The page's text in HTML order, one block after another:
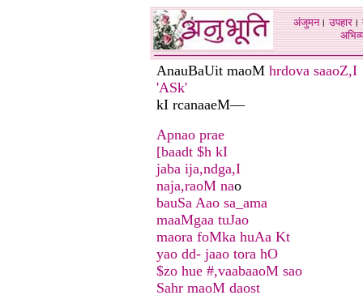
अंजुमन।उपहार।
AnauBaUit maoM hrdova saaoZ,I
'ASk'
kI rcanaaeM—
Apnao prae
[baadt $h kI
jaba ija,ndga,I
naja,raoM nao
bauSa Aao sa_ama
maaMgaa tuJao
maora foMka huAa Kt
yao dd- jaao tora hO
$zo hue #,vaabaaoM sao
Sahr maoM daost